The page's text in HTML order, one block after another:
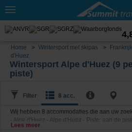
Toggle
Home Wintersport met skipas Frankrijk
d'Huez
Wintersport Alpe d'Huez (9
piste)
Filter 8 acc.
Wij hebben 8 accommodaties die aan uw
- Alpe d'Huez - Alpe d'Huez - Piste: aan de
Lees meer